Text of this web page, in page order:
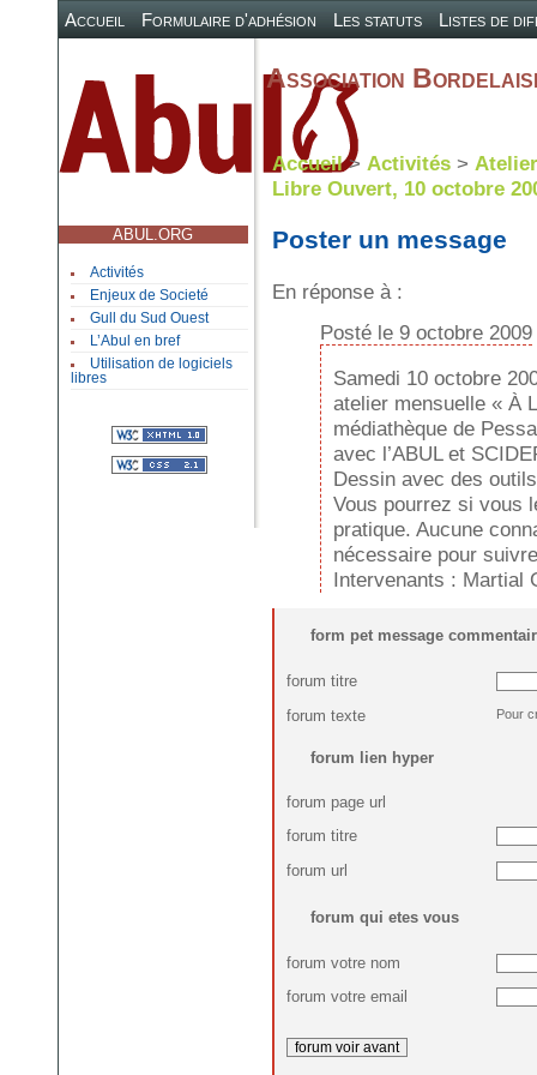
Accueil Formulaire d'adhésion Les statuts Listes de
ABUL.ORG
Activités
Enjeux de Societé
Gull du Sud Ouest
L’Abul en bref
Utilisation de logiciels
libres
Association
Accueil> Activités>
Libre Ouvert, 10 octobre
Poster un message
En réponse à :
Posté le 9 octobre 2009
Samedi 10 octobre
atelier mensuelle « À
médiathèque de
avec l’ABUL et
Dessin avec des
Vous pourrez si vous
pratique. Aucune
nécessaire pour
Intervenants : Martial
form pet message
forum titre
forum texte
Pour
forum lien hyper
forum page url
forum titre
forum url
forum qui etes vous
forum votre nom
forum votre email